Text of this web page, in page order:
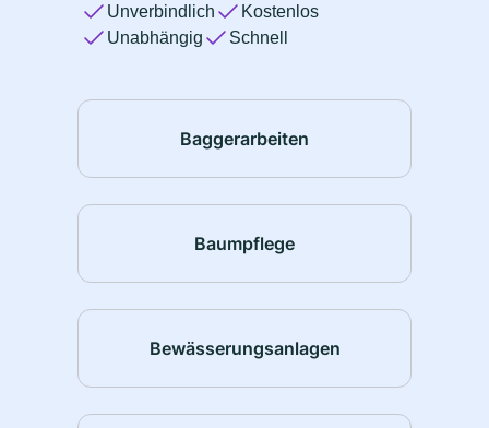
Unverbindlich
Kostenlos
Unabhängig
Schnell
Baggerarbeiten
Baumpflege
Bewässerungsanlagen